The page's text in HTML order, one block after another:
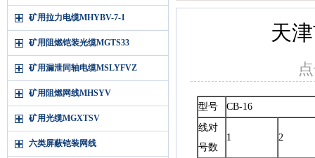
矿用拉力电缆MHYBV-7-1
矿用阻燃铠装光缆MGTS33
矿用漏泄同轴电缆MSLYFVZ
矿用阻燃网线MHSYV
矿用光缆MGXTSV
六类屏蔽铠装网线
天
型号
CB-16
线对
号数
1 2